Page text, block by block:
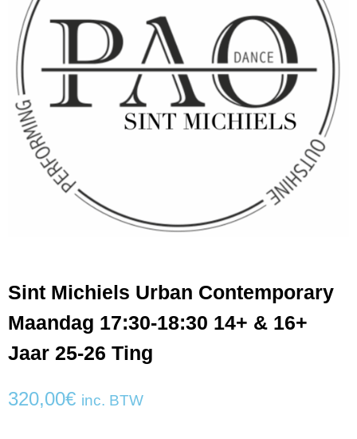
Sint Michiels Urban Contemporary
Maandag 17:30-18:30 14+ & 16+
Jaar 25-26 Ting
320,00€ inc. BTW